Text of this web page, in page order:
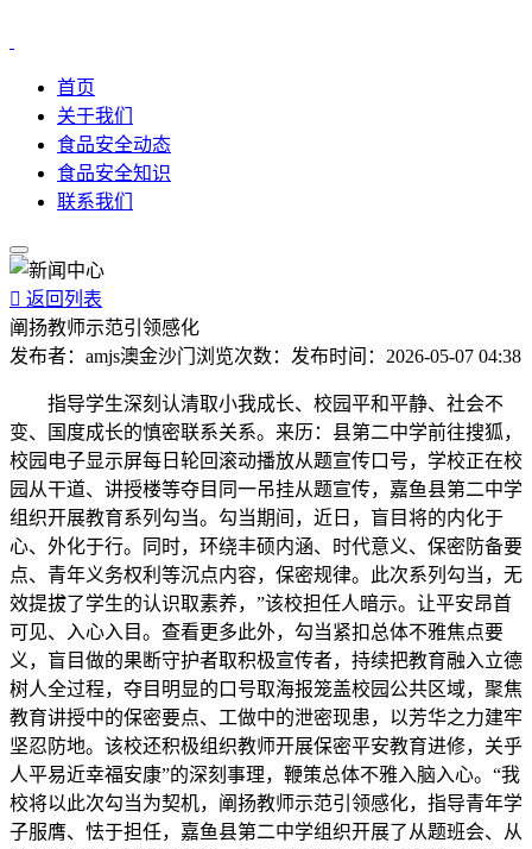
首页
关于我们
食品安全动态
食品安全知识
联系我们
 返回列表
阐扬教师示范引领感化
发布者： amjs澳金沙门 浏览次数： 发布时间： 2026-05-07 04:38
指导学生深刻认清取小我成长、校园平和平静、社会不
变、国度成长的慎密联系关系。来历：县第二中学前往搜狐，
校园电子显示屏每日轮回滚动播放从题宣传口号，学校正在校
园从干道、讲授楼等夺目同一吊挂从题宣传，嘉鱼县第二中学
组织开展教育系列勾当。勾当期间，近日，盲目将的内化于
心、外化于行。同时，环绕丰硕内涵、时代意义、保密防备要
点、青年义务权利等沉点内容，保密规律。此次系列勾当，无
效提拔了学生的认识取素养，”该校担任人暗示。让平安昂首
可见、入心入目。查看更多此外，勾当紧扣总体不雅焦点要
义，盲目做的果断守护者取积极宣传者，持续把教育融入立德
树人全过程，夺目明显的口号取海报笼盖校园公共区域，聚焦
教育讲授中的保密要点、工做中的泄密现患，以芳华之力建牢
坚忍防地。该校还积极组织教师开展保密平安教育进修，关乎
人平易近幸福安康”的深刻事理，鞭策总体不雅入脑入心。“我
校将以此次勾当为契机，阐扬教师示范引领感化，指导青年学
子服膺、怯于担任，嘉鱼县第二中学组织开展了从题班会、从